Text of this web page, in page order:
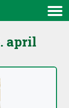
Meny
april